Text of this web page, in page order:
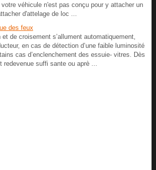
véhicule n'est pas conçu pour y attacher un
d'attelage de loc ...
des feux
et de croisement s’allument automatiquement,
en cas de détection d’une faible luminosité
cas d’enclenchement des essuie- vitres. Dès
suffi sante ou aprè ...